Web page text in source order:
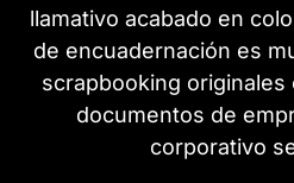
llamativo acabado en
de encuadernación es
scrapbooking originales
documentos de
corporativo